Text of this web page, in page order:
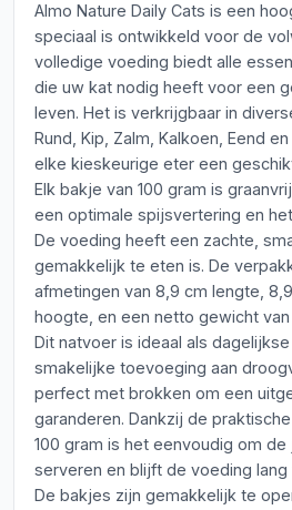
Almo Nature Daily Cats is een
speciaal is ontwikkeld voor de
volledige voeding biedt alle
die uw kat nodig heeft voor een
leven. Het is verkrijgbaar in
Rund, Kip, Zalm, Kalkoen, Eend
elke kieskeurige eter een
Elk bakje van 100 gram is
een optimale spijsvertering en
De voeding heeft een zachte,
gemakkelijk te eten is. De
afmetingen van 8,9 cm lengte,
hoogte, en een netto gewicht van
Dit natvoer is ideaal als
smakelijke toevoeging aan
perfect met brokken om een
garanderen. Dankzij de
100 gram is het eenvoudig om
serveren en blijft de voeding lang
De bakjes zijn gemakkelijk te